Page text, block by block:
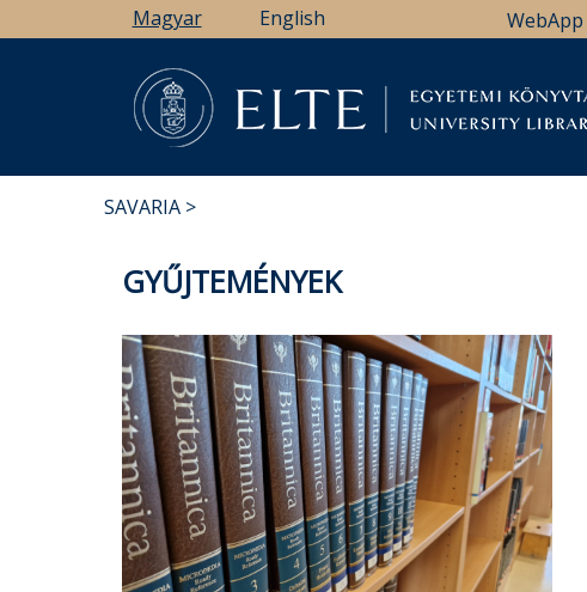
a
Magyar English WebApp
SAVARIA
GYŰJTEMÉNYEK